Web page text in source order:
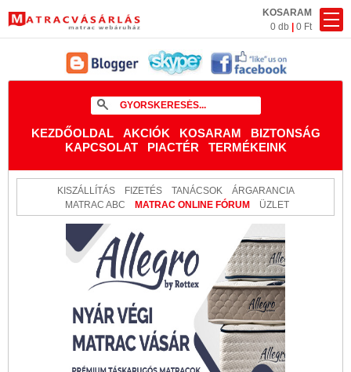
KOSARAM
0 db
0 Ft
KEZDŐOLDAL AKCIÓK KOSARAM
BIZTONSÁG
KAPCSOLAT
PIACTÉR TERMÉKEINK
KISZÁLLÍTÁS FIZETÉS TANÁCSOK
ÁRGARANCIA
MATRAC ABC
MATRAC ONLINE FÓRUM ÜZLET